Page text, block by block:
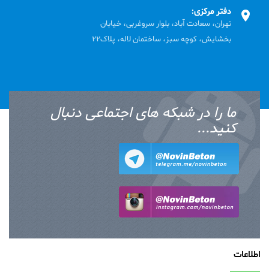
دفتر مرکزی:
تهران، سعادت آباد، بلوار سروغربی، خیابان
بخشایش، کوچه سبز، ساختمان لاله، پلاک22
ما را در شبکه های اجتماعی دنبال
کنید...
اطلاعات